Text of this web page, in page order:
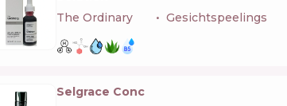
The Ordinary
Gesichtspeelings
Selgrace Conc